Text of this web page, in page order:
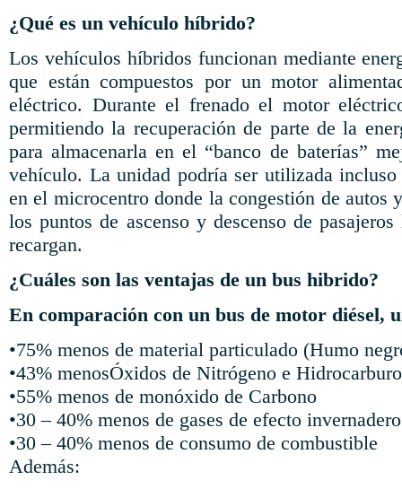
¿Qué es un vehículo híbrido?
Los vehículos híbridos funcionan mediante
que están compuestos por un motor
eléctrico. Durante el frenado el motor
permitiendo la recuperación de parte de la
para almacenarla en el “banco de baterías”
vehículo. La unidad podría ser utilizada
en el microcentro donde la congestión de autos
los puntos de ascenso y descenso de
recargan.
¿Cuáles son las ventajas de un bus hibrido?
En comparación con un bus de motor diésel,
•75% menos de material particulado (Humo
•43% menosÓxidos de Nitrógeno e
•55% menos de monóxido de Carbono
•30 – 40% menos de gases de efecto invernadero
•30 – 40% menos de consumo de combustible
Además: